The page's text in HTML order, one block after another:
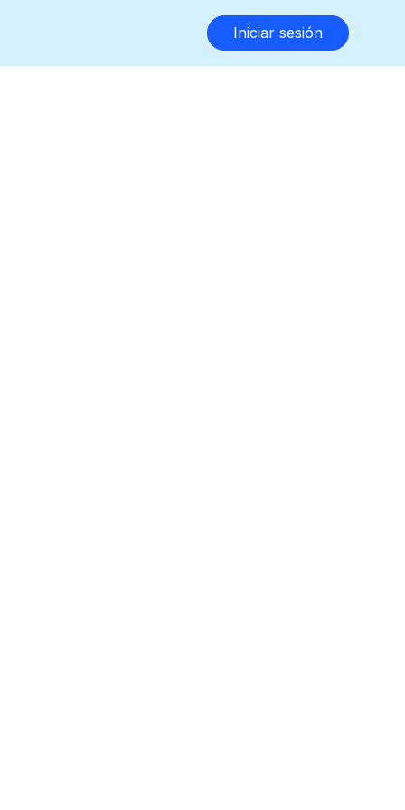
Iniciar sesión